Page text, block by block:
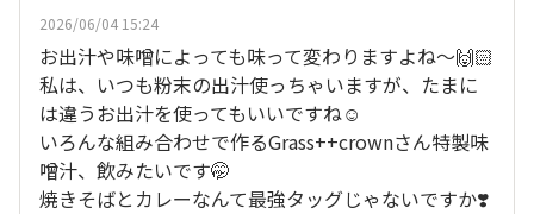
2026/06/04 15:24
お出汁や味噌によっても味って変わりますよね〜🙌🏻
私は、いつも粉末の出汁使っちゃいますが、たまに
は違うお出汁を使ってもいいですね☺️
いろんな組み合わせで作るGrass++crownさん特製味
噌汁、飲みたいです🤭
焼きそばとカレーなんて最強タッグじゃないですか❣️